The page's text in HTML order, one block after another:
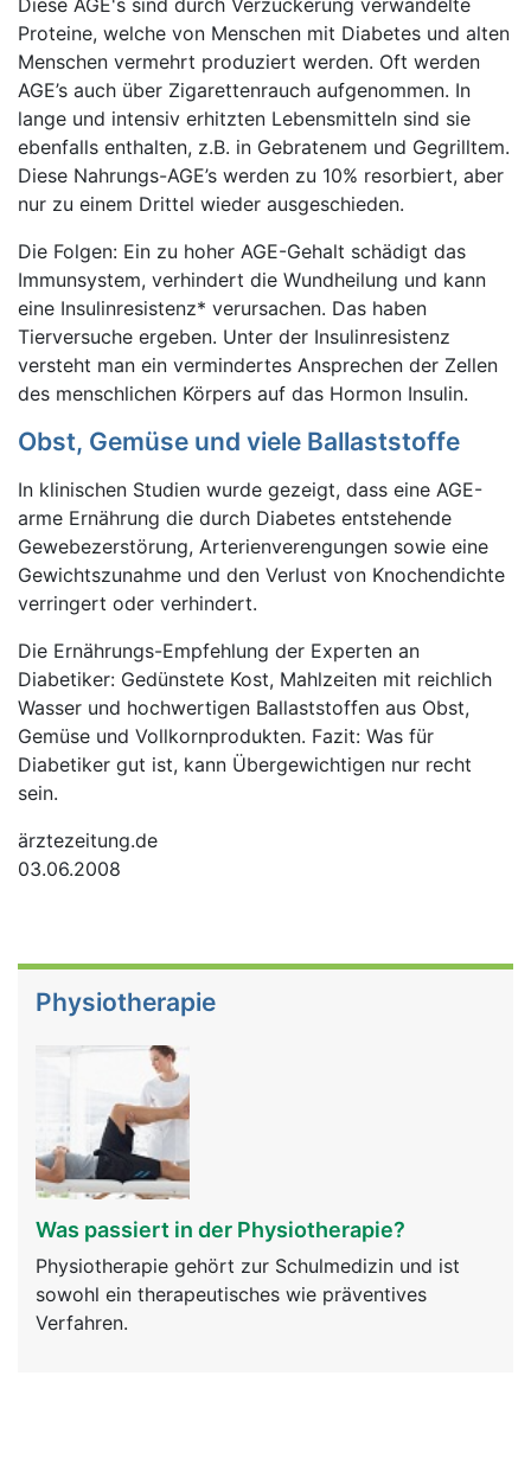
Diese AGE's sind durch Verzuckerung verwandelte
Proteine, welche von Menschen mit Diabetes und alten
Menschen vermehrt produziert werden. Oft werden
AGE’s auch über Zigarettenrauch aufgenommen. In
lange und intensiv erhitzten Lebensmitteln sind sie
ebenfalls enthalten, z.B. in Gebratenem und Gegrilltem.
Diese Nahrungs-AGE’s werden zu 10% resorbiert, aber
nur zu einem Drittel wieder ausgeschieden.
Die Folgen: Ein zu hoher AGE-Gehalt schädigt das
Immunsystem, verhindert die Wundheilung und kann
eine Insulinresistenz* verursachen. Das haben
Tierversuche ergeben. Unter der Insulinresistenz
versteht man ein vermindertes Ansprechen der Zellen
des menschlichen Körpers auf das Hormon Insulin.
Obst, Gemüse und viele Ballaststoffe
In klinischen Studien wurde gezeigt, dass eine AGE-
arme Ernährung die durch Diabetes entstehende
Gewebezerstörung, Arterienverengungen sowie eine
Gewichtszunahme und den Verlust von Knochendichte
verringert oder verhindert.
Die Ernährungs-Empfehlung der Experten an
Diabetiker: Gedünstete Kost, Mahlzeiten mit reichlich
Wasser und hochwertigen Ballaststoffen aus Obst,
Gemüse und Vollkornprodukten. Fazit: Was für
Diabetiker gut ist, kann Übergewichtigen nur recht
sein.
ärztezeitung.de
03.06.2008
Physiotherapie
Was passiert in der Physiotherapie?
Physiotherapie gehört zur Schulmedizin und ist
sowohl ein therapeutisches wie präventives
Verfahren.